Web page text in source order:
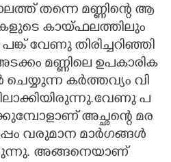
ത​ന്നെ​ മ​ണ്ണി​ന്റെ​ ആ​
കാ​യ്ഫ​ല​ത്തി​ലും​
വേ​ണു​ തി​രി​ച്ച​റി​ഞ്ഞി​
മ​ണ്ണി​ലെ​ ഉ​പ​കാ​രി​ക​
ക​ർ​ത്ത​വ്യം​ വി​
പ​
അ​ച്ഛ​ന്റെ​ മ​ര​
വ​രു​മാ​ന​ മാ​ർ​ഗ​ങ്ങ​ൾ​
അ​ങ്ങ​നെ​യാ​ണ്